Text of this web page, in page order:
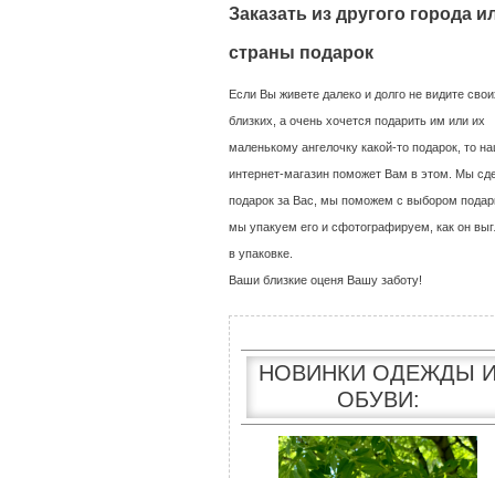
Заказать из другого города
страны подарок
Если Вы живете далеко и долго не видите
близких, а очень хочется подарить им или их
маленькому ангелочку какой-то подарок, то
интернет-магазин поможет Вам в этом. Мы
подарок за Вас, мы поможем с выбором
мы упакуем его и сфотографируем, как он
в упаковке.
Ваши близкие оценя Вашу заботу!
НОВИНКИ ОДЕЖДЫ И
ОБУВИ: